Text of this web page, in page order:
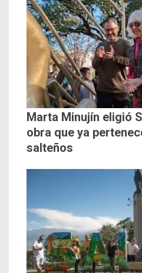
Marta Minujín eligió
obra que ya
salteños